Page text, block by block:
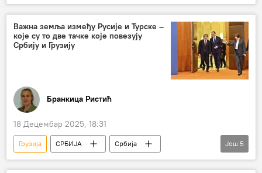
Србија – политика
Словачка
суверенисти
суверенитет
Важна земља између Русије и Турске –
које су то две тачке које повезују
Србију и Грузију
Бранкица Ристић
18 Децембар 2025, 18:31
Грузија СРБИЈА
Србија
Србија – политика
званична посета
Још 5